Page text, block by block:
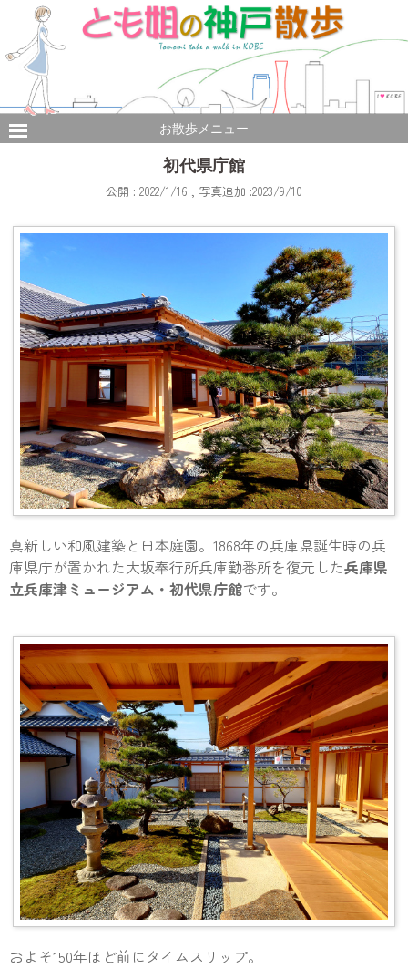
お散歩メニュー
初代県庁館
公開 : 2022/1/16 , 写真追加 :2023/9/10
真新しい和風建築と日本庭園。1868年の兵庫県誕生時の兵
庫県庁が置かれた大坂奉行所兵庫勤番所を復元した兵庫県
立兵庫津ミュージアム・初代県庁館です。
およそ150年ほど前にタイムスリップ。